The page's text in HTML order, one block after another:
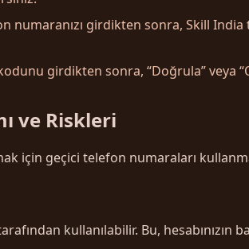
numaranızı girdikten sonra, Skill
girdikten sonra, “Doğrula” veya
ve Riskleri
için geçici telefon numaraları
kullanılabilir. Bu, hesabınızın